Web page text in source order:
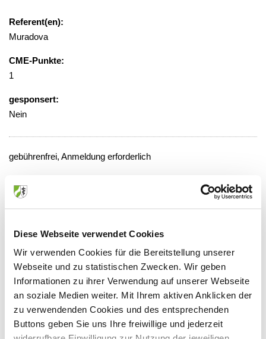
Diese Webseite verwendet Cookies
Wir verwenden Cookies für die Bereitstellung unserer
Webseite und zu statistischen Zwecken. Wir geben
Informationen zu ihrer Verwendung auf unserer Webseite
an soziale Medien weiter. Mit Ihrem aktiven Anklicken der
zu verwendenden Cookies und des entsprechenden
Buttons geben Sie uns Ihre freiwillige und jederzeit
Referent(en):
Muradova
CME-Punkte:
1
gesponsert:
Nein
gebührenfrei, Anmeldung erforderlich
Veranstaltungsort:
Kreiskrankenhaus, Meldung Sekretariat
Anbieter:
Kreiskrankenhaus Gummersbach Klinikum Oberberg